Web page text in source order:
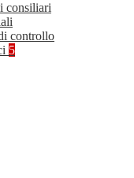
consiliari
controllo
5